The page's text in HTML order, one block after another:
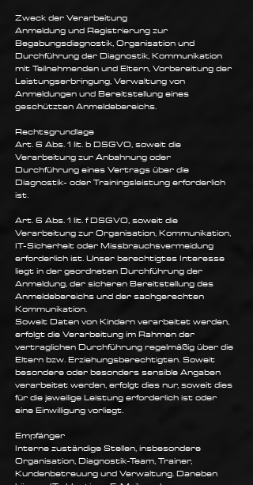
Zweck der Verarbeitung
Anmeldung und Registrierung zur
Begabungsdiagnostik, Organisation und
Durchführung der Diagnostik, Kommunikation
mit Teilnehmenden und Eltern, Vorbereitung der
Leistungserbringung, Verwaltung von
Anmeldungen und Bereitstellung eines
geschützten Anmeldebereichs.
Rechtsgrundlage
Art. 6 Abs. 1 lit. b DSGVO, soweit die
Verarbeitung zur Anbahnung oder
Durchführung eines Vertrags über die
Diagnostik- oder Trainingsleistung erforderlich
ist.
Art. 6 Abs. 1 lit. f DSGVO, soweit die
Verarbeitung zur Organisation, Kommunikation,
IT-Sicherheit oder Missbrauchsvermeidung
erforderlich ist. Unser berechtigtes Interesse
liegt in der geordneten Durchführung der
Anmeldung, der sicheren Bereitstellung des
Anmeldebereichs und der sachgerechten
Kommunikation.
Soweit Daten von Kindern verarbeitet werden,
erfolgt die Verarbeitung im Rahmen der
vertraglichen Durchführung regelmäßig über die
Eltern bzw. Erziehungsberechtigten. Soweit
besondere oder besonders sensible Angaben
verarbeitet werden, erfolgt dies nur, soweit dies
für die jeweilige Leistung erforderlich ist oder
eine Einwilligung vorliegt.
Empfänger
Interne zuständige Stellen, insbesondere
Organisation, Diagnostik-Team, Trainer,
Kundenbetreuung und Verwaltung. Daneben